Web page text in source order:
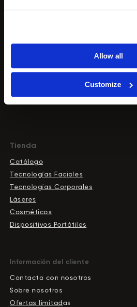
Allow all
Customize
Análisis de la piel
Vacuumterapia
Tienda
Catálogo
Tecnologías Faciales
Tecnologías Corporales
Láseres
Cosméticos
Dispositivos Portátiles
Información del cliente
Contacta con nosotros
Sobre nosotros
Ofertas limitadas